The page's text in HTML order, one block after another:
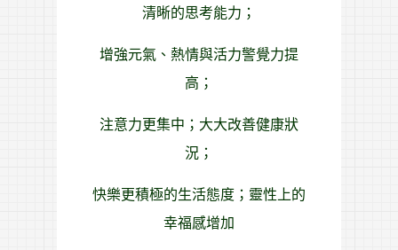
清晰的思考能力；
增強元氣、熱情與活力警覺力提
高；
注意力更集中； 大大改善健康狀
況；
快樂更積極的生活態度； 靈性上的
幸福感增加